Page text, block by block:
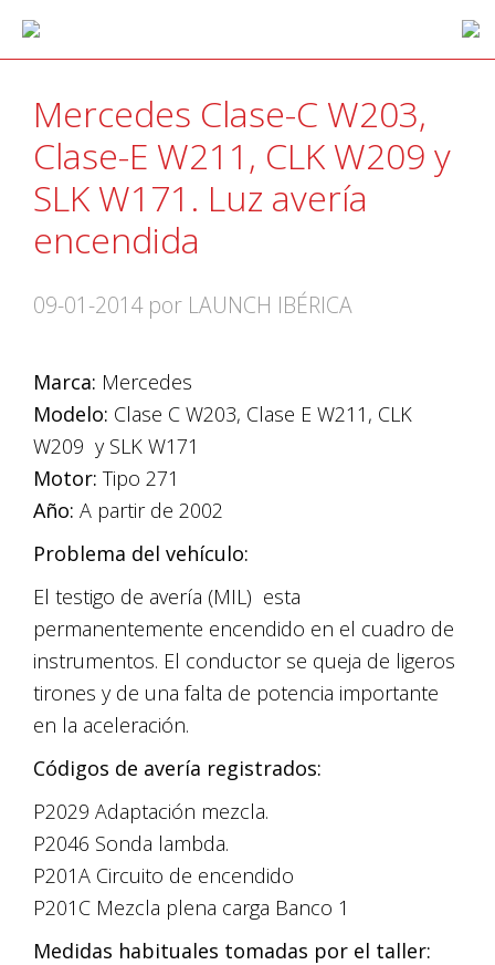
Mercedes Clase-C W203,
Clase-E W211, CLK W209 y
SLK W171. Luz avería
encendida
09-01-2014 por LAUNCH IBÉRICA
Marca: Mercedes
Modelo: Clase C W203, Clase E W211, CLK
W209 y SLK W171
Motor: Tipo 271
Año: A partir de 2002
Problema del vehículo:
El testigo de avería (MIL) esta
permanentemente encendido en el cuadro de
instrumentos. El conductor se queja de ligeros
tirones y de una falta de potencia importante
en la aceleración.
Códigos de avería registrados:
P2029 Adaptación mezcla.
P2046 Sonda lambda.
P201A Circuito de encendido
P201C Mezcla plena carga Banco 1
Medidas habituales tomadas por el taller: